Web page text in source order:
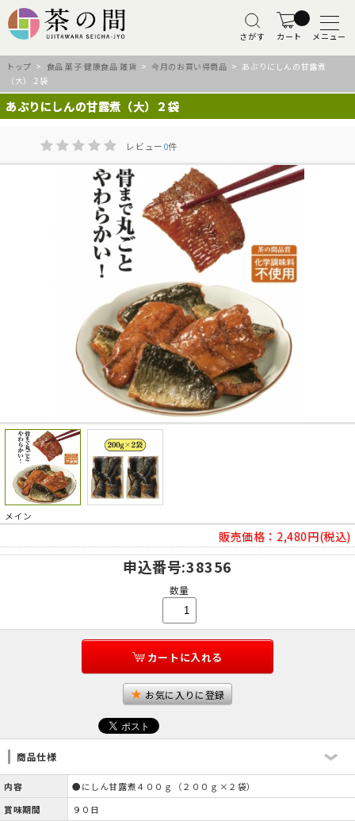
さがす カート メニュー
トップ > 食品 菓子 健康食品 雑貨 > 今月のお買い得商品 > あぶりにしんの甘露煮
（大）２袋
あぶりにしんの甘露煮（大）２袋
レビュー0件
メイン
販売価格： 2,480円(税込)
申込番号:38356
数量
カートに入れる
お気に入りに登録
商品仕様
内容
●にしん甘露煮４００ｇ（２００ｇ×２袋）
賞味期間
９０日